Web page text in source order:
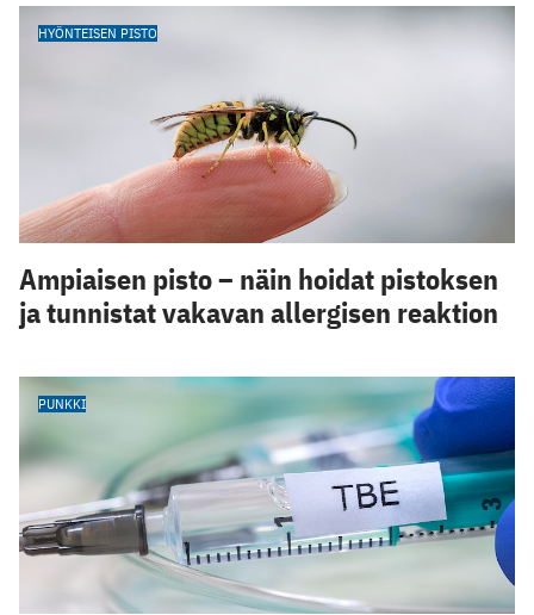
HYÖNTEISEN PISTO
Ampiaisen pisto – näin hoidat pistoksen
ja tunnistat vakavan allergisen reaktion
PUNKKI